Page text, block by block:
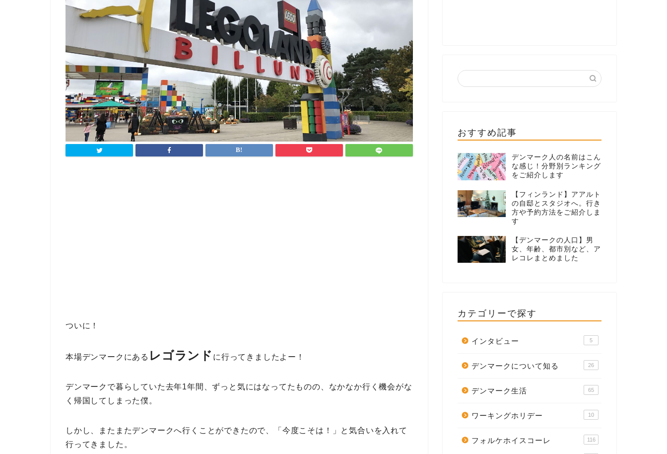
ついに！
本場デンマークにある レゴランド に行ってきましたよー！
デンマークで暮らしていた去年1年間、ずっと気にはなってたものの、なかなか行く機会がな
く帰国してしまった僕。
しかし、またまたデンマークへ行くことができたので、「今度こそは！」と気合いを入れて
行ってきました。
おすすめ記事
デンマーク人の名前はこん
な感じ！分野別ランキング
をご紹介します
【フィンランド】アアルト
の自邸とスタジオへ。行き
方や予約方法をご紹介しま
す
【デンマークの人口】男
女、年齢、都市別など、ア
レコレまとめました
カテゴリーで探す
インタビュー 5
デンマークについて知る 26
デンマーク生活 65
ワーキングホリデー 10
フォルケホイスコーレ 116